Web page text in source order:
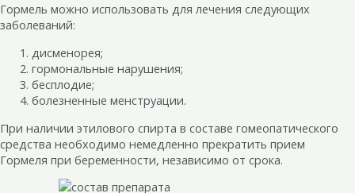
Гормель можно использовать для лечения следующих
заболеваний:
дисменорея;
гормональные нарушения;
бесплодие;
болезненные менструации.
При наличии этилового спирта в составе гомеопатического
средства необходимо немедленно прекратить прием
Гормеля при беременности, независимо от срока.